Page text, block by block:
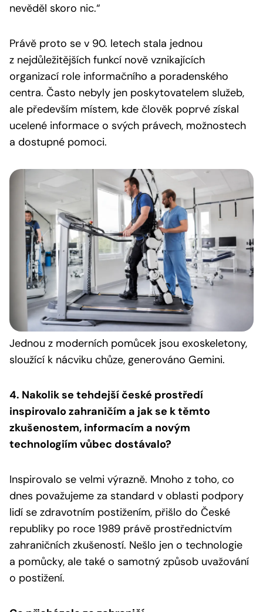
nevěděl skoro nic.“
Právě proto se v 90. letech stala jednou
z nejdůležitějších funkcí nově vznikajících
organizací role informačního a poradenského
centra. Často nebyly jen poskytovatelem služeb,
ale především místem, kde člověk poprvé získal
ucelené informace o svých právech, možnostech
a dostupné pomoci.
Jednou z moderních pomůcek jsou exoskeletony,
sloužící k nácviku chůze, generováno Gemini.
4. Nakolik se tehdejší české prostředí
inspirovalo zahraničím a jak se k těmto
zkušenostem, informacím a novým
technologiím vůbec dostávalo?
Inspirovalo se velmi výrazně. Mnoho z toho, co
dnes považujeme za standard v oblasti podpory
lidí se zdravotním postižením, přišlo do České
republiky po roce 1989 právě prostřednictvím
zahraničních zkušeností. Nešlo jen o technologie
a pomůcky, ale také o samotný způsob uvažování
o postižení.